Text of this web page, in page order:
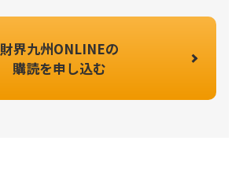
財界九州ONLINEの
購読を申し込む